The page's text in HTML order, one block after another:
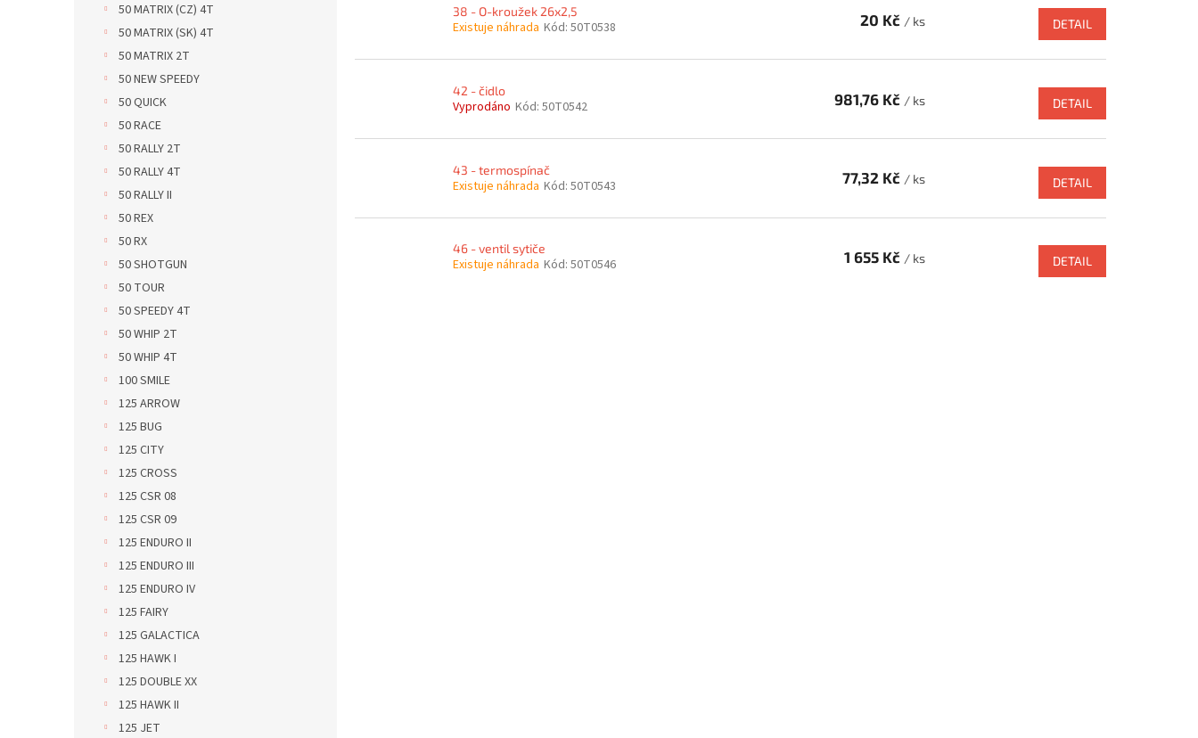
50 MATRIX (CZ) 4T
50 MATRIX (SK) 4T
50 MATRIX 2T
50 NEW SPEEDY
50 QUICK
50 RACE
50 RALLY 2T
50 RALLY 4T
50 RALLY II
50 REX
50 RX
50 SHOTGUN
50 TOUR
50 SPEEDY 4T
50 WHIP 2T
50 WHIP 4T
100 SMILE
125 ARROW
125 BUG
125 CITY
125 CROSS
125 CSR 08
125 CSR 09
125 ENDURO II
125 ENDURO III
125 ENDURO IV
125 FAIRY
125 GALACTICA
125 HAWK I
125 DOUBLE XX
125 HAWK II
125 JET
38 - O-kroužek 26x2,5
Existuje náhrada Kód: 50T0538 20 Kč / ks DETAIL
42 - čidlo
Vyprodáno Kód: 50T0542 981,76 Kč / ks DETAIL
43 - termospínač
Existuje náhrada Kód: 50T0543 77,32 Kč / ks DETAIL
46 - ventil sytiče
Existuje náhrada Kód: 50T0546 1 655 Kč / ks DETAIL